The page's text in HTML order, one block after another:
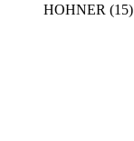
HOHNER (15)